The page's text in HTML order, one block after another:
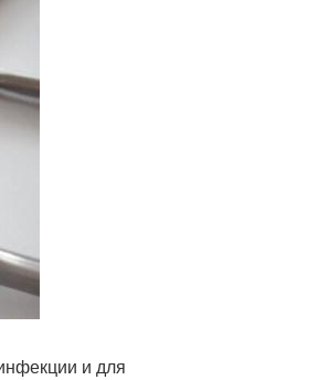
и для